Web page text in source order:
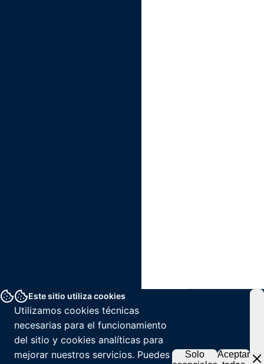
Este sitio utiliza cookies
Utilizamos cookies técnicas
necesarias para el funcionamiento
del sitio y cookies analíticas para
mejorar nuestros servicios. Puedes
Solo
Aceptar